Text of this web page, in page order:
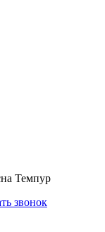
Темпур
звонок